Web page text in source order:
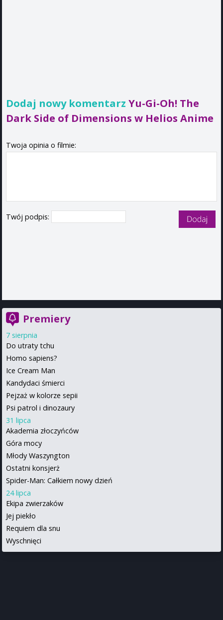
Dodaj nowy komentarz Yu-Gi-Oh! The
Dark Side of Dimensions w Helios Anime
Twoja opinia o filmie:
Twój podpis:
Premiery
7 sierpnia
Do utraty tchu
Homo sapiens?
Ice Cream Man
Kandydaci śmierci
Pejzaż w kolorze sepii
Psi patrol i dinozaury
31 lipca
Akademia złoczyńców
Góra mocy
Młody Waszyngton
Ostatni konsjerż
Spider-Man: Całkiem nowy dzień
24 lipca
Ekipa zwierzaków
Jej piekło
Requiem dla snu
Wyschnięci